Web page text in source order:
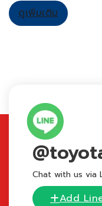
ดูเพิ่มเติม
Chat with us via
Add